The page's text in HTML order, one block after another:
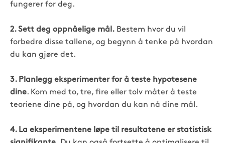
fungerer for deg.
2. Sett deg oppnåelige mål. Bestem hvor du vil
forbedre disse tallene, og begynn å tenke på hvordan
du kan gjøre det.
3. Planlegg eksperimenter for å teste hypotesene
dine. Kom med to, tre, fire eller tolv måter å teste
teoriene dine på, og hvordan du kan nå dine mål.
4. La eksperimentene løpe til resultatene er statistisk